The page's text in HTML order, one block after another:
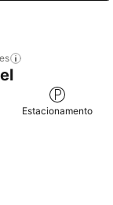
Estacionamento